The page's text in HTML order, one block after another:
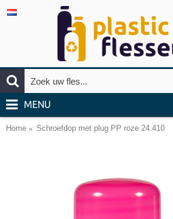
MENU
Home Schroefdop met plug PP roze 24.410